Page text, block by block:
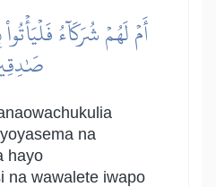
أَمۡ لَهُمۡ شُرَكَآءُ
na
hayo
na wawalete iwapo